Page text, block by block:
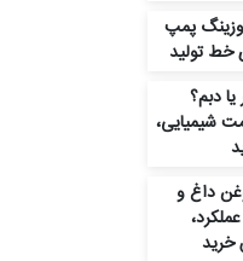
پمپ
خط تولید
دبم؟
شیمیایی،
داغ و